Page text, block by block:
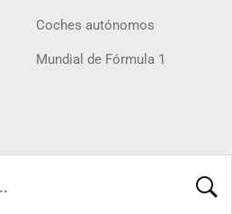
Coches autónomos
Mundial de Fórmula 1